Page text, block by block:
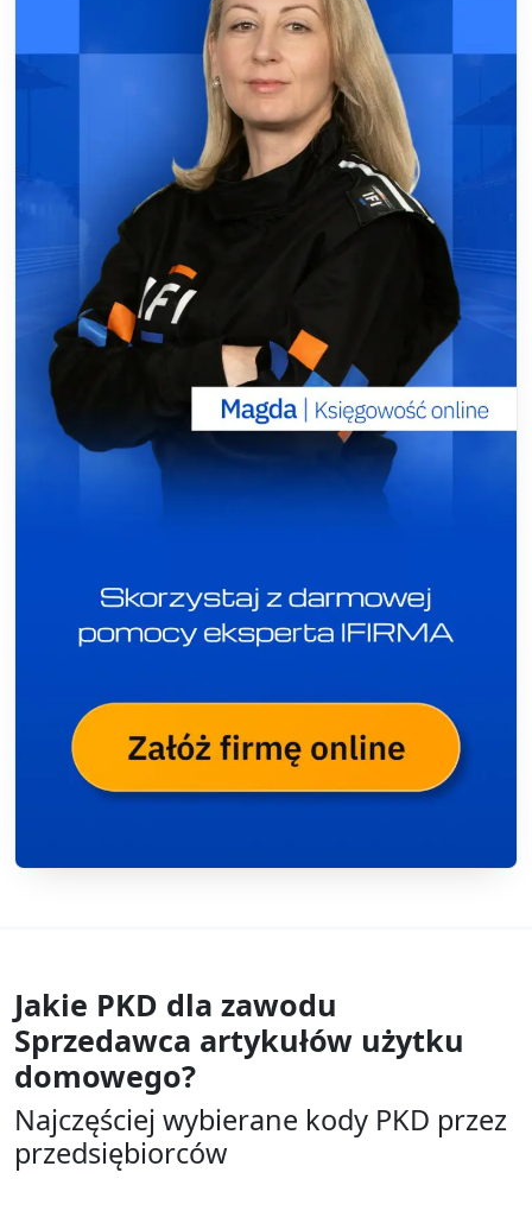
Jakie PKD dla zawodu
Sprzedawca artykułów użytku
domowego?
Najczęściej wybierane kody PKD przez
przedsiębiorców